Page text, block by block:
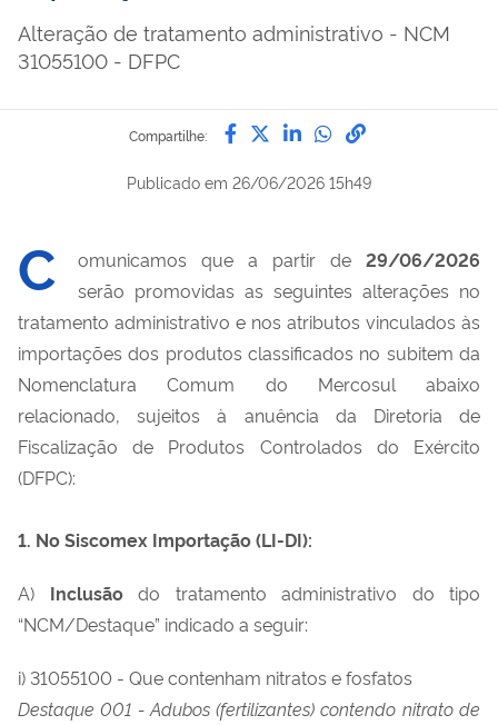
Alteração de tratamento administrativo - NCM
31055100 - DFPC
Compartilhe: Compartilhe por Facebook
Compartilhe por Twitter
Compartilhe por
Compartilhe
link para
Publicado em 26/06/2026 15h49
C omunicamos que a partir de 29/06/2026
serão promovidas as seguintes alterações no
tratamento administrativo e nos atributos vinculados às
importações dos produtos classificados no subitem da
Nomenclatura Comum do Mercosul abaixo
relacionado, sujeitos à anuência da Diretoria de
Fiscalização de Produtos Controlados do Exército
(DFPC):
1. No Siscomex Importação (LI-DI):
A) Inclusãodo tratamento administrativo do tipo
“NCM/Destaque” indicado a seguir:
i) 31055100 - Que contenham nitratos e fosfatos
Destaque 001 - Adubos (fertilizantes) contendo nitrato de